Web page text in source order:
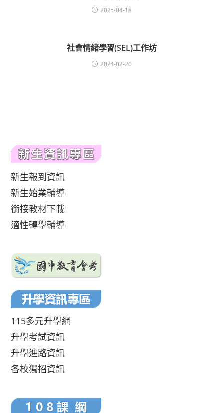
2025-04-18
社會情緒學習(SEL)工作坊
2024-02-20
新生報到資訊
新生始業輔導
銜接教材下載
適性轉學輔導
115多元升學網
升學考試資訊
升學進路資訊
各校獨招資訊